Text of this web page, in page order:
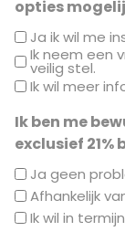
opties
Ja ik wil me
Ik neem een
veilig stel.
Ik wil meer
Ik ben me
exclusief
Ja geen
Afhankelijk
Ik wil in